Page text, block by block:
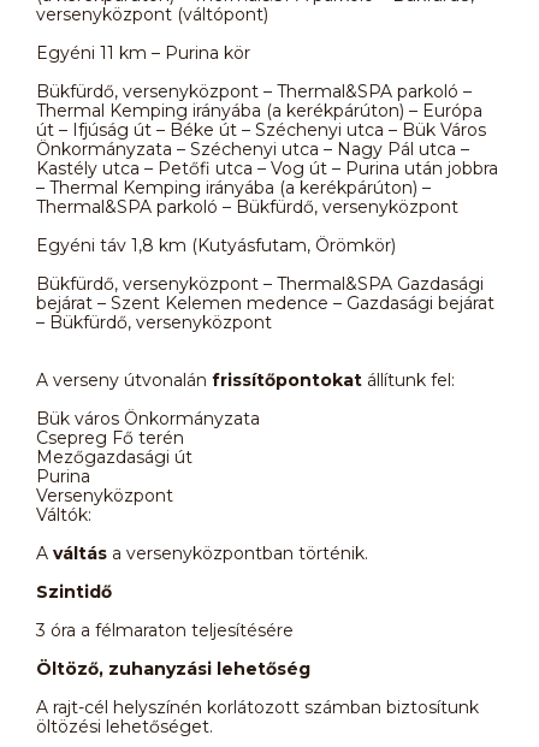
versenyközpont (váltópont)
Egyéni 11 km – Purina kör
Bükfürdő, versenyközpont – Thermal&SPA parkoló –
Thermal Kemping irányába (a kerékpárúton) – Európa
út – Ifjúság út – Béke út – Széchenyi utca – Bük Város
Önkormányzata – Széchenyi utca – Nagy Pál utca –
Kastély utca – Petőfi utca – Vog út – Purina után jobbra
– Thermal Kemping irányába (a kerékpárúton) –
Thermal&SPA parkoló – Bükfürdő, versenyközpont
Egyéni táv 1,8 km (Kutyásfutam, Örömkör)
Bükfürdő, versenyközpont – Thermal&SPA Gazdasági
bejárat – Szent Kelemen medence – Gazdasági bejárat
– Bükfürdő, versenyközpont
A verseny útvonalán frissítőpontokat állítunk fel:
Bük város Önkormányzata
Csepreg Fő terén
Mezőgazdasági út
Purina
Versenyközpont
Váltók:
A váltás a versenyközpontban történik.
Szintidő
3 óra a félmaraton teljesítésére
Öltöző, zuhanyzási lehetőség
A rajt-cél helyszínén korlátozott számban biztosítunk
öltözési lehetőséget.